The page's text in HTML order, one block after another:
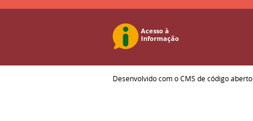
Desenvolvido com o CMS de código aberto